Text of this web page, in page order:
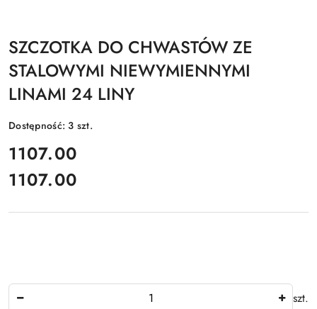
SZCZOTKA DO CHWASTÓW ZE
STALOWYMI NIEWYMIENNYMI
LINAMI 24 LINY
Dostępność:3 szt.
cena:
1107.00
Cena:
1107.00
szt.